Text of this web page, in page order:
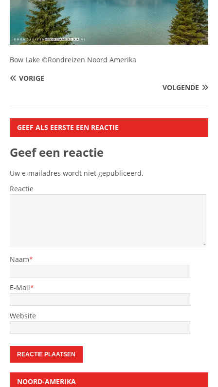
Bow Lake ©Rondreizen Noord Amerika
VORIGE
VOLGENDE
GEEF ALS EERSTE EEN REACTIE
Geef een reactie
Uw e-mailadres wordt niet gepubliceerd.
Reactie
Naam*
E-Mail*
Website
NOORD-AMERIKA